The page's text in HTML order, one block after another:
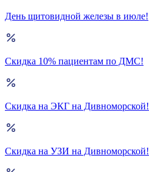
День щитовидной железы в июле!
Скидка 10% пациентам по ДМС!
Скидка на ЭКГ на Дивноморской!
Скидка на УЗИ на Дивноморской!